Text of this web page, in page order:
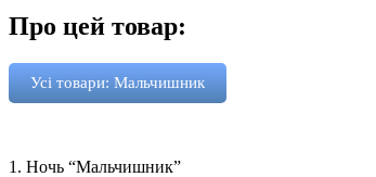
Про цей товар:
Усі товари: Мальчишник
1. Ночь “Мальчишник”